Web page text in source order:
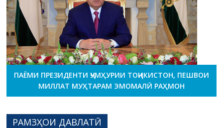
ПАЁМИ ПРЕЗИДЕНТИ ҶУМҲУРИИ ТОҶИКИСТОН, ПЕШВОИ
МИЛЛАТ МУҲТАРАМ ЭМОМАЛӢ РАҲМОН
РАМЗҲОИ ДАВЛАТӢ